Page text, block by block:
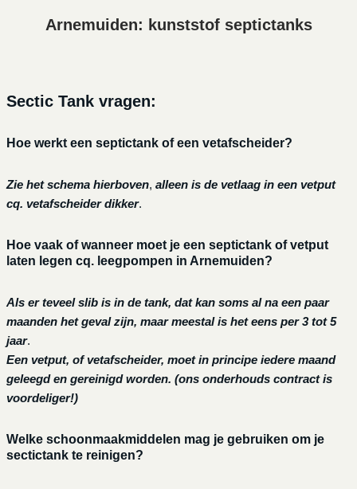
Arnemuiden: kunststof septictanks
Sectic Tank vragen:
Hoe werkt een septictank of een vetafscheider?
Zie het schema hierboven, alleen is de vetlaag in een vetput
cq. vetafscheider dikker.
Hoe vaak of wanneer moet je een septictank of vetput
laten legen cq. leegpompen in Arnemuiden?
Als er teveel slib is in de tank, dat kan soms al na een paar
maanden het geval zijn, maar meestal is het eens per 3 tot 5
jaar.
Een vetput, of vetafscheider, moet in principe iedere maand
geleegd en gereinigd worden. (ons onderhouds contract is
voordeliger!)
Welke schoonmaakmiddelen mag je gebruiken om je
sectictank te reinigen?